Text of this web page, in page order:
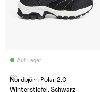
Auf Lager
(0)
Nordbjörn Polar 2.0
Winterstiefel, Schwarz